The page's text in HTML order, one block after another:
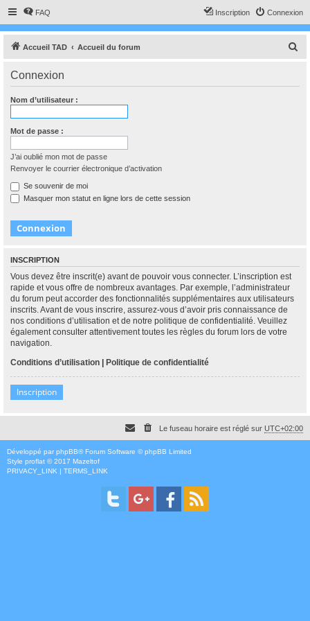
FAQ Connexion
Inscription
Accueil TAD Accueil du forum
Connexion
Nom d’utilisateur :
Mot de passe :
J’ai oublié mon mot de passe
Renvoyer le courrier électronique d’activation
Se souvenir de moi
Masquer mon statut en ligne lors de cette session
INSCRIPTION
Vous devez être inscrit(e) avant de pouvoir vous connecter. L’inscription est
rapide et vous offre de nombreux avantages. Par exemple, l’administrateur
du forum peut accorder des fonctionnalités supplémentaires aux utilisateurs
inscrits. Avant de vous inscrire, assurez-vous d’avoir pris connaissance de
nos conditions d’utilisation et de notre politique de confidentialité. Veuillez
également consulter attentivement toutes les règles du forum lors de votre
navigation.
Conditions d’utilisation | Politique de confidentialité
Inscription
Le fuseau horaire est réglé sur UTC+02:00
Développé par phpBB® Forum Software © phpBB Limited
Style proflat © 2017 Mazeltof
PRIVACY_LINK | TERMS_LINK